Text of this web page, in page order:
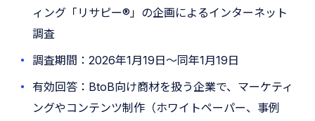
ィング「リサピー®︎」の企画によるインターネット
調査
調査期間：2026年1月19日〜同年1月19日
有効回答：BtoB向け商材を扱う企業で、マーケティ
ングやコンテンツ制作（ホワイトペーパー、事例